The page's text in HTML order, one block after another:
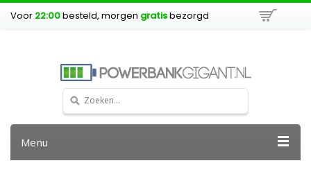
Voor 22:00besteld, morgen gratisbezorgd
Menu